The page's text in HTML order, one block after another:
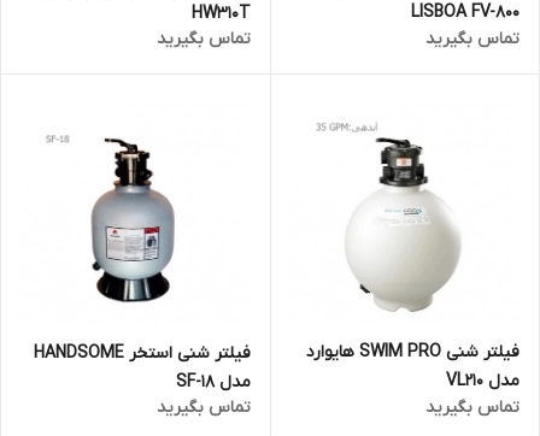
LISBOA FV-800
تماس بگیرید
HW310T
تماس بگیرید
فیلتر شنی SWIM PRO هایوارد
مدل VL210
تماس بگیرید
فیلتر شنی استخر HANDSOME
مدل SF-18
تماس بگیرید